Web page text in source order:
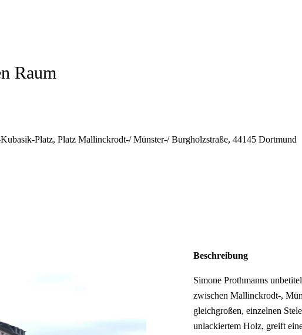
Raum
Platz, Platz Mallinckrodt-/ Münster-/ Burgholzstraße, 44145 Dortmund
Beschreibung
Simone Prothmanns
zwischen Mallinckrodt-,
gleichgroßen, einzelnen
unlackiertem Holz, greift